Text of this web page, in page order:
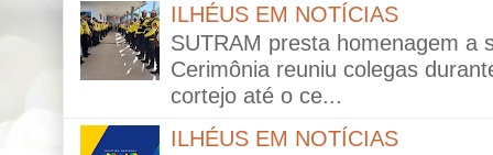
ILHÉUS EM NOTÍCIAS
SUTRAM presta homenagem a
Cerimônia reuniu colegas
cortejo até o ce...
ILHÉUS EM NOTÍCIAS